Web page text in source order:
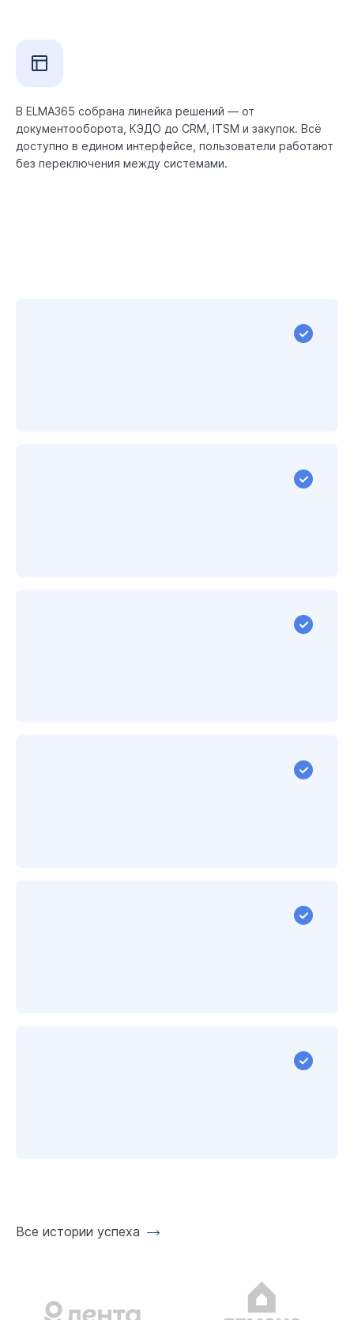
В ELMA365 собрана линейка решений — от
документооборота, КЭДО до CRM, ITSM и закупок. Всё
доступно в едином интерфейсе, пользователи работают
без переключения между системами.
Все истории успеха